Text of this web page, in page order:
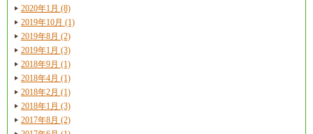
2020年1月 (8)
2019年10月 (1)
2019年8月 (2)
2019年1月 (3)
2018年9月 (1)
2018年4月 (1)
2018年2月 (1)
2018年1月 (3)
2017年8月 (2)